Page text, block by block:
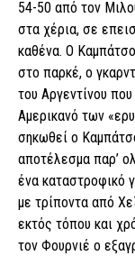
54-50 από τον
στα χέρια, σε
καθένα. Ο
στο παρκέ, ο
του Αργεντίνου
Αμερικανό των
σηκωθεί ο
αποτέλεσμα παρ’
ένα καταστροφικό
με τρίποντα από
εκτός τόπου και
τον Φουρνιέ ο